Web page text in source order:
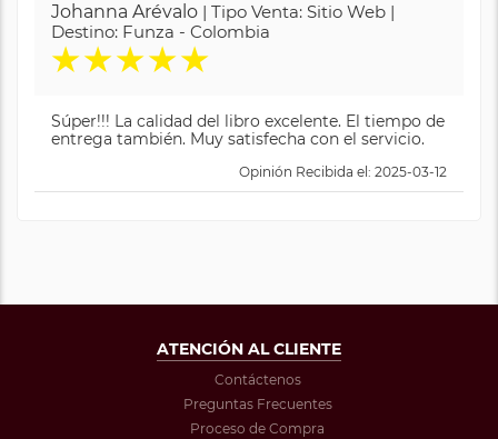
Johanna Arévalo | Tipo Venta: Sitio Web |
Destino: Funza - Colombia
★★★★★
Súper!!! La calidad del libro excelente. El tiempo de
entrega también. Muy satisfecha con el servicio.
Opinión Recibida el: 2025-03-12
ATENCIÓN AL CLIENTE
Contáctenos
Preguntas Frecuentes
Proceso de Compra